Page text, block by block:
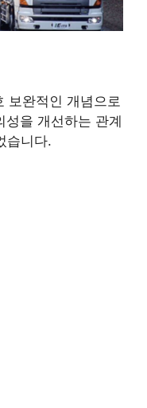
보완적인 개념으로
을 개선하는 관계
습니다.